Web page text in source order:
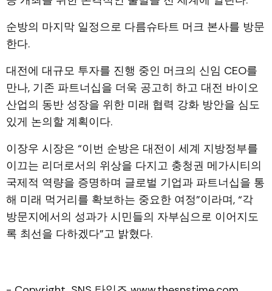
순방의 마지막 일정으로 다름슈타트 머크 본사를 방문
한다.
대전에 대규모 투자를 진행 중인 머크의 신임 CEO를
만나, 기존 파트너십을 더욱 공고히 하고 대전 바이오
산업의 동반 성장을 위한 미래 협력 강화 방안을 심도
있게 논의할 계획이다.
이장우 시장은 “이번 순방은 대전이 세계 지방정부를
이끄는 리더로서의 위상을 다지고 충청권 메가시티의
국제적 역량을 증명하며 글로벌 기업과 파트너십을 통
해 미래 먹거리를 확보하는 중요한 여정”이라며, “각
방문지에서의 성과가 시민들의 자부심으로 이어지도
록 최선을 다하겠다”고 밝혔다.